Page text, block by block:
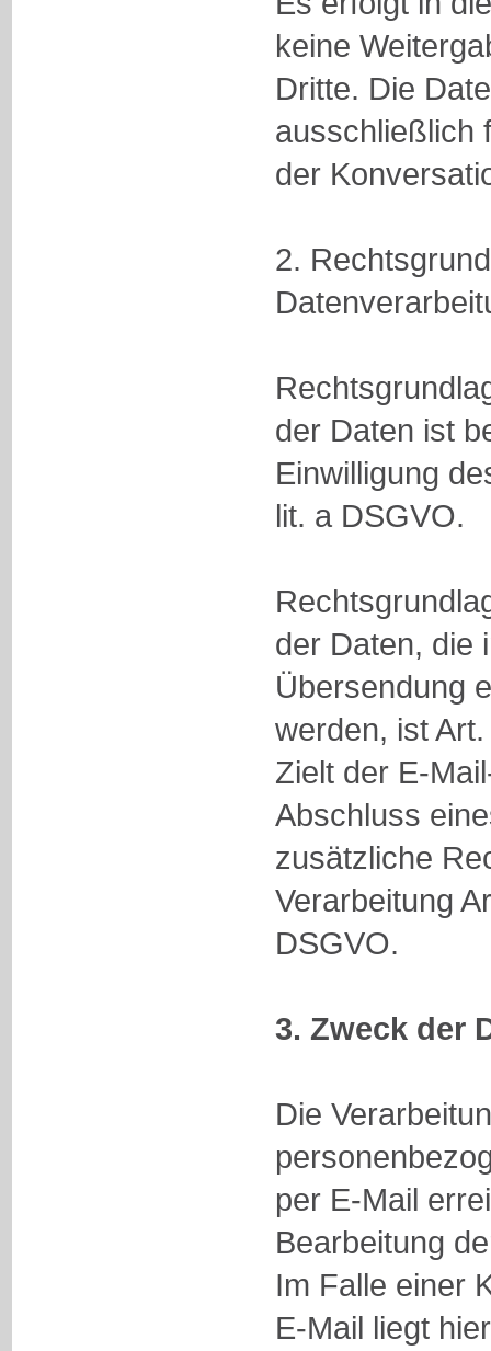
keine
Dritte. Die
ausschließlich
der
2.
der Daten ist
Einwilligung
lit. a DSGVO.
der Daten, die
Übersendung
werden, ist
Zielt der E-
Abschluss
zusätzliche
Verarbeitung
DSGVO.
3. Zweck der
Die
per E-Mail
Bearbeitung
Im Falle einer
E-Mail liegt